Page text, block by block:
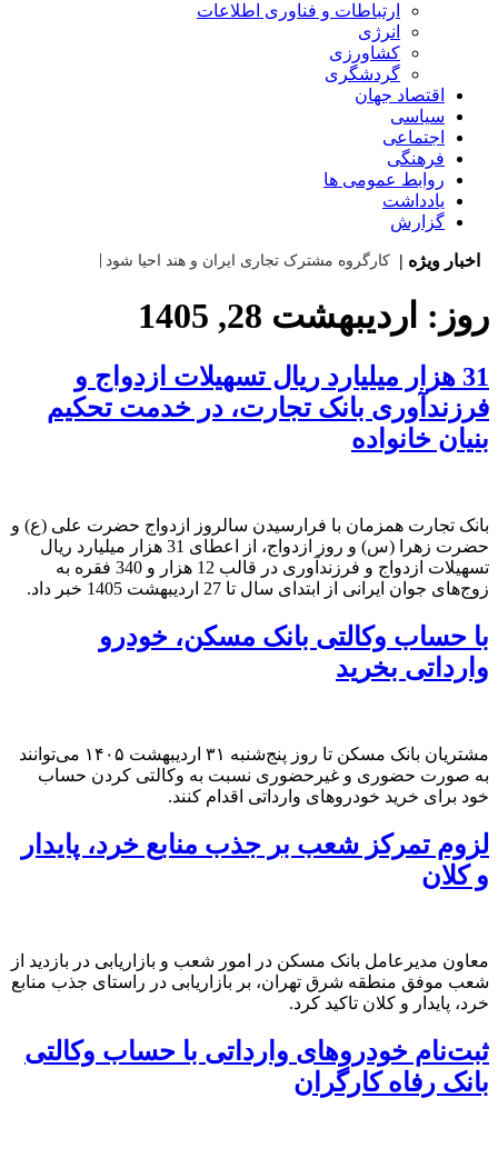
ارتباطات و فناوری اطلاعات
انرژی
کشاورزی
گردشگری
اقتصاد جهان
سیاسی
اجتماعی
فرهنگی
روابط عمومی ها
یادداشت
گزارش
اخبار ویژه | کارگروه مشترک تجاری ایران و هند احیا شود
روز: اردیبهشت 28, 1405
31 هزار میلیارد ریال تسهیلات ازدواج و
فرزندآوری بانک تجارت، در خدمت تحکیم
بنیان خانواده
بانک تجارت همزمان با فرارسیدن سالروز ازدواج حضرت علی (ع) و
حضرت زهرا (س) و روز ازدواج، از اعطای 31 هزار میلیارد ریال
تسهیلات ازدواج و فرزندآوری در قالب 12 هزار و 340 فقره به
زوج‌های جوان ایرانی از ابتدای سال تا 27 اردیبهشت 1405 خبر داد.
با حساب وکالتی بانک مسکن، خودرو
وارداتی بخرید
مشتریان بانک مسکن تا روز پنج‌شنبه ۳۱ اردیبهشت ۱۴۰۵ می‌توانند
به صورت حضوری و غیرحضوری نسبت به وکالتی کردن حساب‌
خود برای خرید خودروهای وارداتی اقدام کنند.
لزوم تمرکز شعب بر جذب منابع خرد، پایدار
و کلان
معاون مدیرعامل بانک مسکن در امور شعب و بازاریابی در بازدید از
شعب موفق منطقه شرق تهران، بر بازاریابی در راستای جذب منابع
خرد، پایدار و کلان تاکید کرد.
ثبت‌نام خودروهای وارداتی با حساب وکالتی
بانک رفاه کارگران